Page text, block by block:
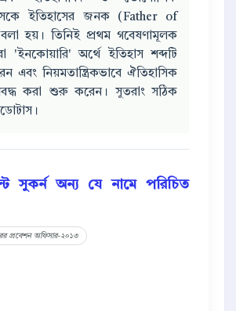
ইতিহাসের জনক (Father of
হয়। তিনিই প্রথম গবেষণামূলক
'ইনকোয়ারি' অর্থে ইতিহাস শব্দটি
এবং নিয়মতান্ত্রিকভাবে ঐতিহাসিক
করা শুরু করেন। সুতরাং সঠিক
সুকর্ন অন্য যে নামে পরিচিত
প্রবেশন অফিসার-২০১৩